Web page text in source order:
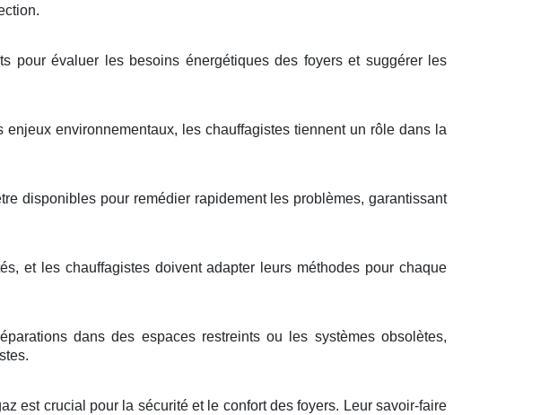
pour évaluer les besoins énergétiques des foyers et suggérer les
environnementaux, les chauffagistes tiennent un rôle dans la
disponibles pour remédier rapidement les problèmes, garantissant
et les chauffagistes doivent adapter leurs méthodes pour chaque
dans des espaces restreints ou les systèmes obsolètes,
est crucial pour la sécurité et le confort des foyers. Leur savoir-faire